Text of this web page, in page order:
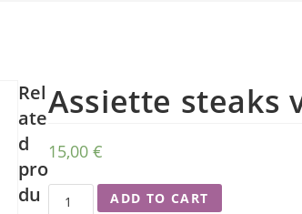
Assiette steaks
15,00€
ADD TO CART
Rel
ate
d
pro
du